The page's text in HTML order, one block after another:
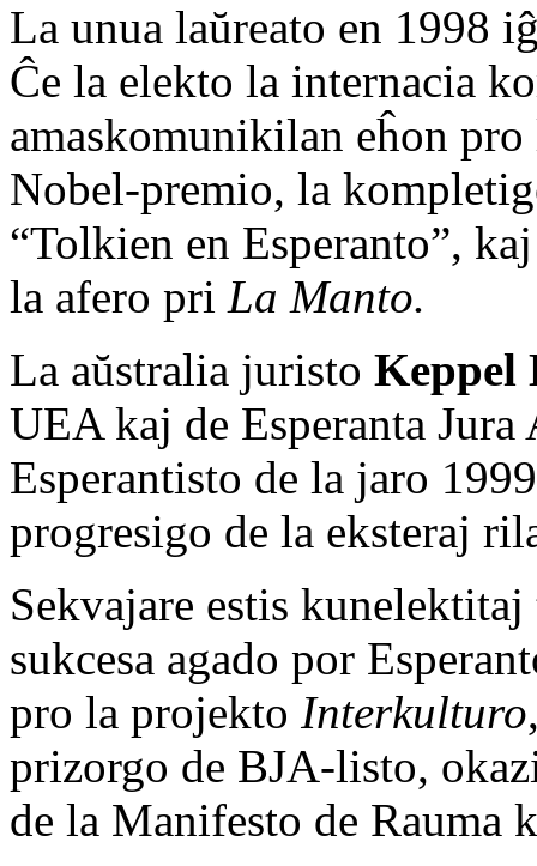
La unua laŭreato en 1998
Ĉe la elekto la internacia
amaskomunikilan eĥon
Nobel-premio, la
“Tolkien en Esperanto”,
la afero pri La Manto.
La aŭstralia juristo Keppel
UEA kaj de Esperanta
Esperantisto de la jaro
progresigo de la eksteraj
Sekvajare estis
sukcesa agado por
pro la projekto Interkulturo
prizorgo de BJA-listo,
de la Manifesto de Rauma